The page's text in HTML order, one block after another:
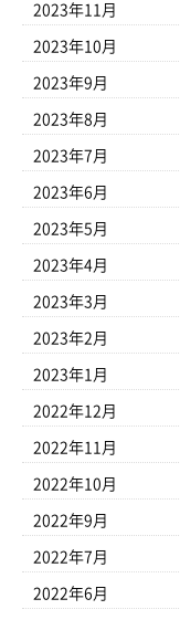
2023年11月
2023年10月
2023年9月
2023年8月
2023年7月
2023年6月
2023年5月
2023年4月
2023年3月
2023年2月
2023年1月
2022年12月
2022年11月
2022年10月
2022年9月
2022年7月
2022年6月